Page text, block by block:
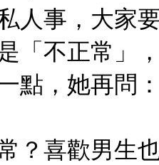
人事，大家
「不正常」
點，她再問
？喜歡男生